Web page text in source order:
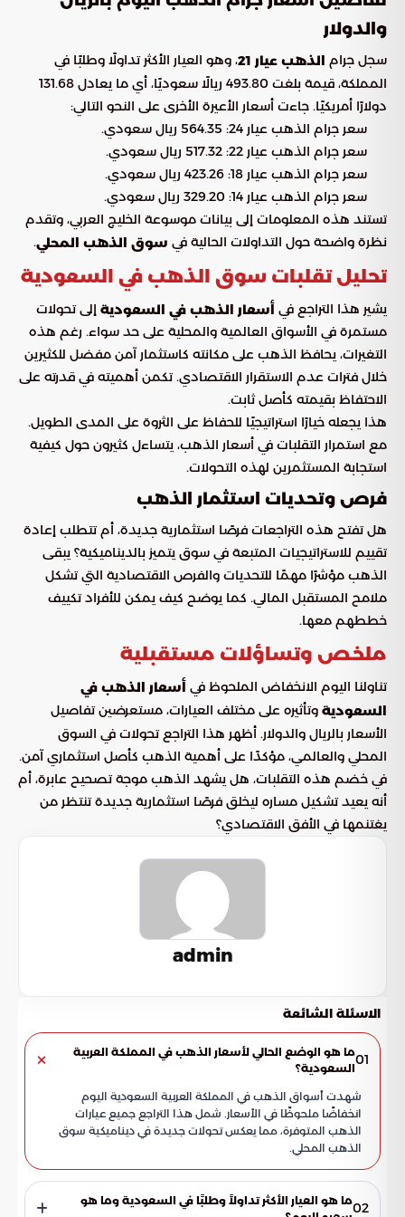
والدولار
سجل جرام الذهب عيار 21
، وهو العيار الأكثر تداولًا وطلبًا في
المملكة، قيمة بلغت 493.80 ريالًا سعوديًا، أي ما يعادل 131.68
دولارًا أمريكيًا. جاءت أسعار الأعيرة الأخرى على النحو التالي:
سعر جرام الذهب عيار 24: 564.35 ريال سعودي.
سعر جرام الذهب عيار 22: 517.32 ريال سعودي.
سعر جرام الذهب عيار 18: 423.26 ريال سعودي.
سعر جرام الذهب عيار 14: 329.20 ريال سعودي.
تستند هذه المعلومات إلى بيانات موسوعة الخليج العربي، وتقدم
نظرة واضحة حول التداولات الحالية في سوق الذهب المحلي.
تحليل تقلبات سوق الذهب في السعودية
يشير هذا التراجع في أسعار الذهب في السعودية إلى تحولات
مستمرة في الأسواق العالمية والمحلية على حد سواء. رغم هذه
التغيرات، يحافظ الذهب على مكانته كاستثمار آمن مفضل للكثيرين
خلال فترات عدم الاستقرار الاقتصادي. تكمن أهميته في قدرته على
الاحتفاظ بقيمته كأصل ثابت.
هذا يجعله خيارًا استراتيجيًا للحفاظ على الثروة على المدى الطويل.
مع استمرار التقلبات في أسعار الذهب، يتساءل كثيرون حول كيفية
استجابة المستثمرين لهذه التحولات.
فرص وتحديات استثمار الذهب
هل تفتح هذه التراجعات فرصًا استثمارية جديدة، أم تتطلب إعادة
تقييم للاستراتيجيات المتبعة في سوق يتميز بالديناميكية؟ يبقى
الذهب مؤشرًا مهمًا للتحديات والفرص الاقتصادية التي تشكل
ملامح المستقبل المالي. كما يوضح كيف يمكن للأفراد تكييف
خططهم معها.
ملخص وتساؤلات مستقبلية
تناولنا اليوم الانخفاض الملحوظ في أسعار الذهب في
السعودية وتأثيره على مختلف العيارات، مستعرضين تفاصيل
الأسعار بالريال والدولار. أظهر هذا التراجع تحولات في السوق
المحلي والعالمي، مؤكدًا على أهمية الذهب كأصل استثماري آمن.
في خضم هذه التقلبات، هل يشهد الذهب موجة تصحيح عابرة، أم
أنه يعيد تشكيل مساره ليخلق فرصًا استثمارية جديدة تنتظر من
يغتنمها في الأفق الاقتصادي؟
admin
الاسئلة الشائعة
01ما هو الوضع الحالي لأسعار الذهب في المملكة العربية
السعودية؟
شهدت أسواق الذهب في المملكة العربية السعودية اليوم
انخفاضًا ملحوظًا في الأسعار. شمل هذا التراجع جميع عيارات
الذهب المتوفرة، مما يعكس تحولات جديدة في ديناميكية سوق
الذهب المحلي.
02ما هو العيار الأكثر تداولاً وطلبًا في السعودية وما هو